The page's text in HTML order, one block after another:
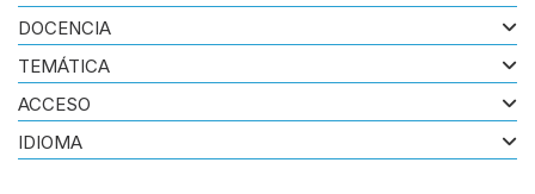
DOCENCIA
TEMÁTICA
ACCESO
IDIOMA